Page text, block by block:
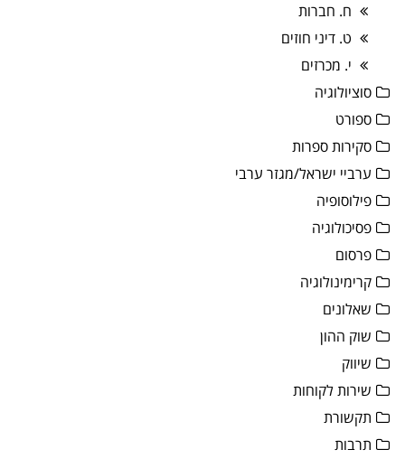
ח. חברות
ט. דיני חוזים
י. מכרזים
סוציולוגיה
ספורט
סקירות ספרות
ערביי ישראל/מגזר ערבי
פילוסופיה
פסיכולוגיה
פרסום
קרימינולוגיה
שאלונים
שוק ההון
שיווק
שירות לקוחות
תקשורת
תרבות